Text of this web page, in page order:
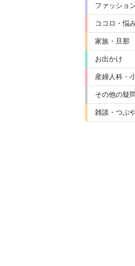
ファッショ
ココロ・悩
家族・旦那
お出かけ
産婦人科・
その他の疑問
雑談・つぶ